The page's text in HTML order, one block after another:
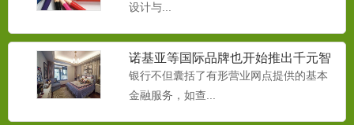
设计与...
诺基亚等国际品牌也开始推出千元智
能机
银行不但囊括了有形营业网点提供的基本
金融服务，如查...